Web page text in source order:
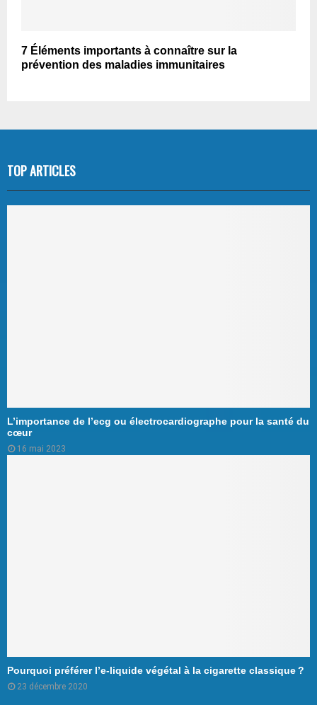
7 Éléments importants à connaître sur la
prévention des maladies immunitaires
TOP ARTICLES
L’importance de l’ecg ou électrocardiographe pour la santé du
cœur
16 mai 2023
Pourquoi préférer l’e-liquide végétal à la cigarette classique ?
23 décembre 2020